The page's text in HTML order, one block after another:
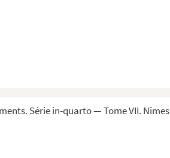
Série in-quarto — Tome VII. Nîmes